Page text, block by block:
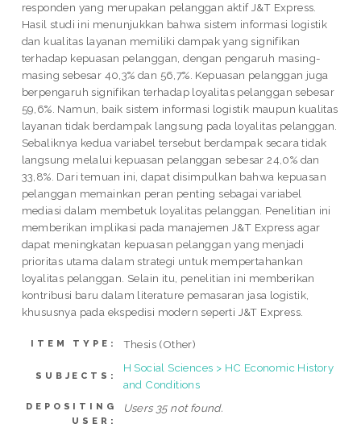
responden yang merupakan pelanggan aktif J&T Express.
Hasil studi ini menunjukkan bahwa sistem informasi logistik
dan kualitas layanan memiliki dampak yang signifikan
terhadap kepuasan pelanggan, dengan pengaruh masing-
masing sebesar 40,3% dan 56,7%. Kepuasan pelanggan juga
berpengaruh signifikan terhadap loyalitas pelanggan sebesar
59,6%. Namun, baik sistem informasi logistik maupun kualitas
layanan tidak berdampak langsung pada loyalitas pelanggan.
Sebaliknya kedua variabel tersebut berdampak secara tidak
langsung melalui kepuasan pelanggan sebesar 24,0% dan
33,8%. Dari temuan ini, dapat disimpulkan bahwa kepuasan
pelanggan memainkan peran penting sebagai variabel
mediasi dalam membetuk loyalitas pelanggan. Penelitian ini
memberikan implikasi pada manajemen J&T Express agar
dapat meningkatan kepuasan pelanggan yang menjadi
prioritas utama dalam strategi untuk mempertahankan
loyalitas pelanggan. Selain itu, penelitian ini memberikan
kontribusi baru dalam literature pemasaran jasa logistik,
khususnya pada ekspedisi modern seperti J&T Express.
ITEM TYPE: Thesis (Other)
SUBJECTS:
H Social Sciences > HC Economic History
and Conditions
DEPOSITING
USER:
Users 35 not found.